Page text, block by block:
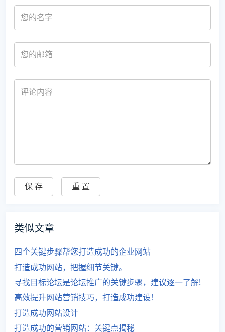
类似文章
四个关键步骤帮您打造成功的企业网站
打造成功网站，把握细节关键。
寻找目标论坛是论坛推广的关键步骤，建议逐一了解!
高效提升网站营销技巧，打造成功建设！
打造成功网站设计
打造成功的营销网站：关键点揭秘